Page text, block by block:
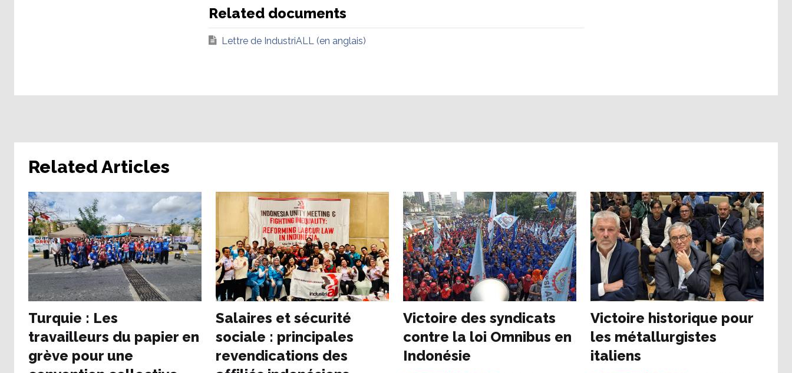
Related documents
Lettre de IndustriALL (en anglais)
Related Articles
Turquie : Les
travailleurs du papier en
grève pour une
Salaires et sécurité
sociale : principales
revendications des
Victoire des syndicats
contre la loi Omnibus en
Indonésie
Victoire historique pour
les métallurgistes
italiens